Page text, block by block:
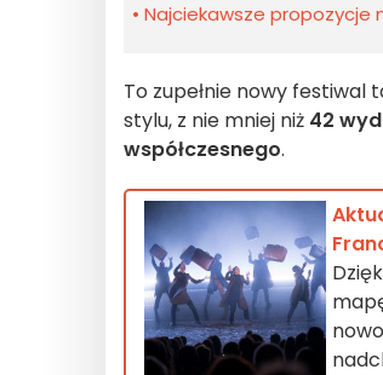
Najciekawsze propozycje
To zupełnie nowy festiwal
stylu, z nie mniej niż 42
współczesnego.